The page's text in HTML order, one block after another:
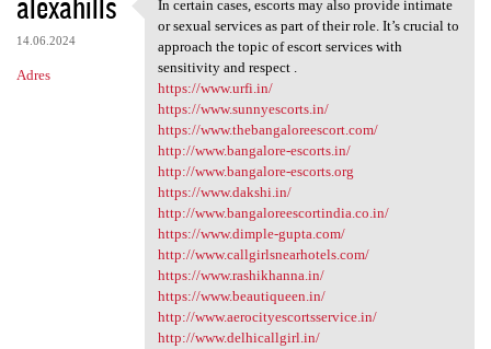
14.06.2024
Adres
In certain cases, escorts may
In certain cases, escorts may also provide intimate
or sexual services as part of their role. It’s crucial to
approach the topic of escort services with
sensitivity and respect .
https://www.urfi.in/
https://www.sunnyescorts.in/
https://www.thebangaloreescort.com/
http://www.bangalore-escorts.in/
http://www.bangalore-escorts.org
https://www.dakshi.in/
http://www.bangaloreescortindia.co.in/
https://www.dimple-gupta.com/
http://www.callgirlsnearhotels.com/
https://www.rashikhanna.in/
https://www.beautiqueen.in/
http://www.aerocityescortsservice.in/
http://www.delhicallgirl.in/